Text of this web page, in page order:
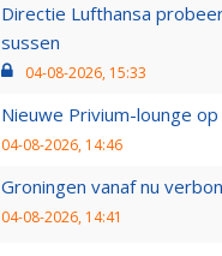
Directie Lufthansa
sussen
04-08-2026, 15:33
Nieuwe Privium-lounge
04-08-2026, 14:46
Groningen vanaf nu
04-08-2026, 14:41